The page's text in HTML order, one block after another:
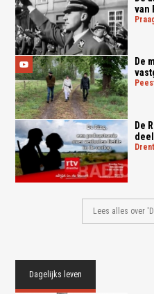
van
De
De
Lees alles over
Dagelijks leven